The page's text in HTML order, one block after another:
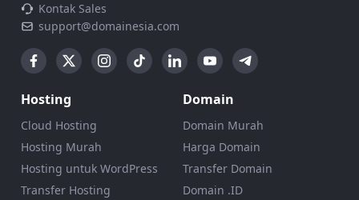
Kontak Sales
support@domainesia.com
Hosting
Cloud Hosting
Hosting Murah
Hosting untuk WordPress
Transfer Hosting
Domain
Domain Murah
Harga Domain
Transfer Domain
Domain .ID